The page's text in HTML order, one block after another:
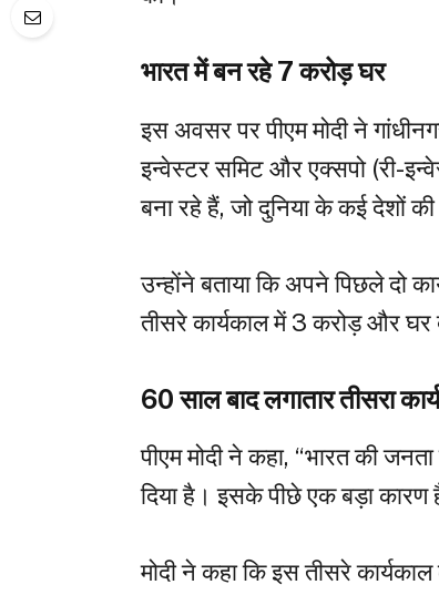
भारत में बन रहे 7 करोड़ घर
इस अवसर पर पीएम मोदी ने
इन्वेस्टर समिट और एक्सपो (री-
बना रहे हैं, जो दुनिया के कई देशों
उन्होंने बताया कि अपने पिछले दो
तीसरे कार्यकाल में 3 करोड़ और घर
60 साल बाद लगातार तीसरा
पीएम मोदी ने कहा, “भारत की
दिया है। इसके पीछे एक बड़ा कारण
मोदी ने कहा कि इस तीसरे